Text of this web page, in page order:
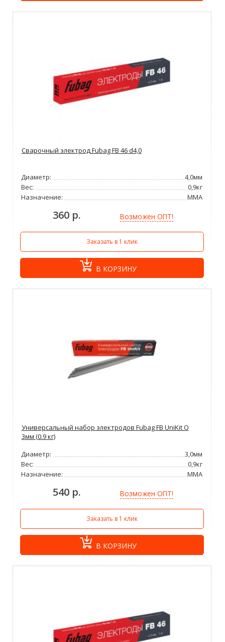
Сварочный электрод Fubag FB 46 d4,0
Диаметр:
4,0мм
Вес:
0,9кг
Назначение:
ММА
360 р. Возможен ОПТ!
Заказать в 1 клик
В КОРЗИНУ
Универсальный набор электродов Fubag FB UniKit O
3мм (0.9 кг)
Диаметр:
3,0мм
Вес:
0,9кг
Назначение:
ММА
540 р. Возможен ОПТ!
Заказать в 1 клик
В КОРЗИНУ